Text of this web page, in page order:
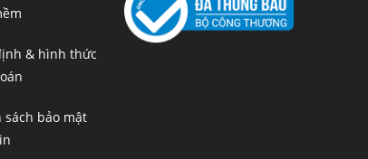
& hình thức
sách bảo mật